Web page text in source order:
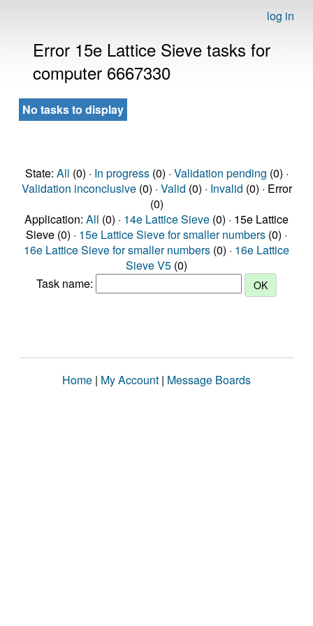
log in
Error 15e Lattice Sieve tasks for
computer 6667330
No tasks to display
State: All (0) · In progress(0) · Validation pending (0) ·
Validation inconclusive(0) · Valid (0) · Invalid (0) · Error
(0)
Application: All (0) · 14e Lattice Sieve (0) · 15e Lattice
Sieve (0) · 15e Lattice Sieve for smaller numbers (0) ·
16e Lattice Sieve for smaller numbers (0) · 16e Lattice
Sieve V5 (0)
Task name:
Home | My Account | Message Boards